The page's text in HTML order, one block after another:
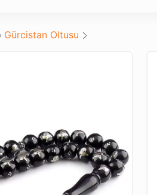
Gürcistan Oltusu